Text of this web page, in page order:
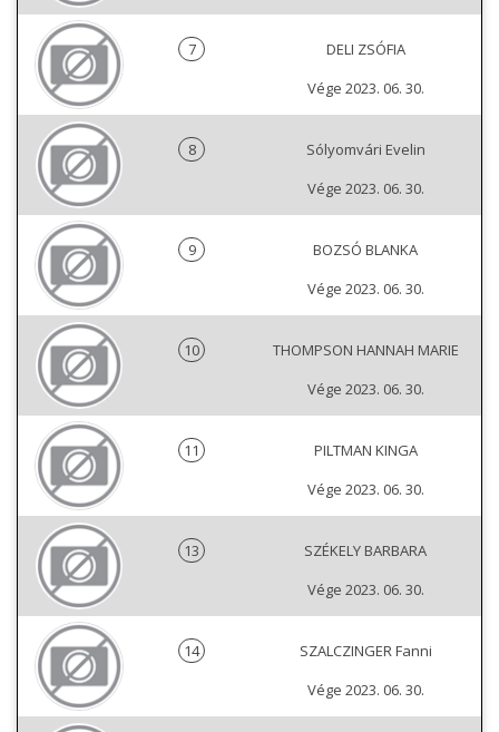
7
DELI ZSÓFIA
Vége 2023. 06. 30.
8
Sólyomvári Evelin
Vége 2023. 06. 30.
9
BOZSÓ BLANKA
Vége 2023. 06. 30.
10
THOMPSON HANNAH MARIE
Vége 2023. 06. 30.
11
PILTMAN KINGA
Vége 2023. 06. 30.
13
SZÉKELY BARBARA
Vége 2023. 06. 30.
14
SZALCZINGER Fanni
Vége 2023. 06. 30.